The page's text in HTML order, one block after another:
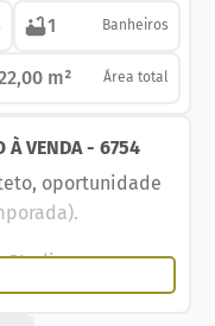
1 Banheiros
m² Área total
À VENDA - 6754
oportunidade
Studio em
a pé da Praia e